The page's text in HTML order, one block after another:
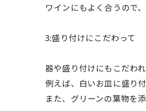
ワインにもよく合うので
3:盛り付けにこだわって
器や盛り付けにもこだわ
例えば、白いお皿に盛り
また、グリーンの葉物を